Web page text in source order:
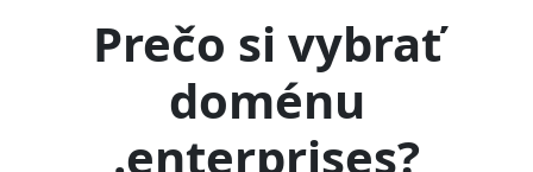
Prečo si vybrať
doménu
.enterprises?